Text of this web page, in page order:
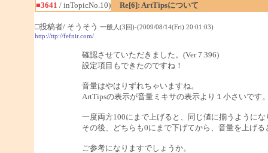
■3641 / inTopicNo.10) Re[6]: ArtTipsについて
□投稿者/ そうそう 一般人(3回)-(2009/08/14(Fri) 20:01:03)
http://ttp://fefnir.com/
確認させていただきました。(Ver 7.396)
設定項目もできたのですね！
音量はやはりずれちゃいますね。
ArtTipsの表示が音量ミキサの表示より１小さいです
一度両方100にまで上げると、同じ値に揃うようにな
その後、どちらも0にまで下げてから、音量を上げる
ご参考になりますでしょうか。